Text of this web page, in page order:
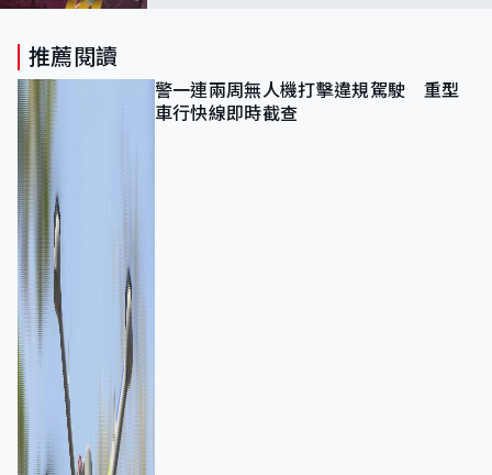
推薦閱讀
警一連兩周無人機打擊違規駕駛 重型
車行快線即時截查